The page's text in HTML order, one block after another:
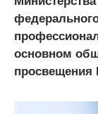
основном
просвещения